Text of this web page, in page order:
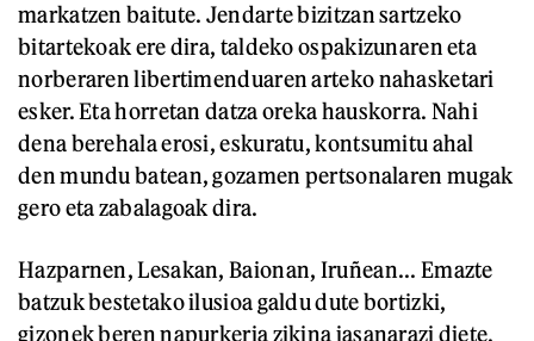
markatzen baitute. Jendarte bizitzan sartzeko
bitartekoak ere dira, taldeko ospakizunaren eta
norberaren libertimenduaren arteko nahasketari
esker. Eta horretan datza oreka hauskorra. Nahi
dena berehala erosi, eskuratu, kontsumitu ahal
den mundu batean, gozamen pertsonalaren mugak
gero eta zabalagoak dira.
Hazparnen, Lesakan, Baionan, Iruñean... Emazte
batzuk bestetako ilusioa galdu dute bortizki,
gizonek beren napurkeria zikina jasanarazi diete.